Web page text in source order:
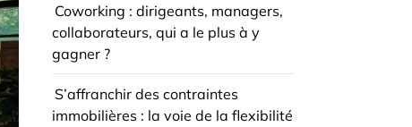
Coworking : dirigeants, managers,
collaborateurs, qui a le plus à y
gagner ?
S’affranchir des contraintes
immobilières : la voie de la flexibilité